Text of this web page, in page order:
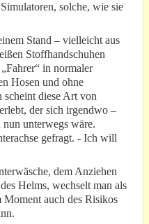
solche, wie sie
Stand – vielleicht aus
Stoffhandschuhen
in normaler
Hosen und ohne
scheint diese Art von
der sich irgendwo –
unterwegs wäre.
gefragt. - Ich will
dem Anziehen
Helms, wechselt man als
Moment auch des Risikos